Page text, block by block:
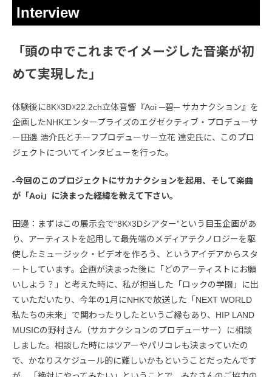
Interview
「頭の中でこれまでイメージした音楽が初
めて実現した」
体験後に8K☓3D☓22.2ch立体音響『Aoi ─碧─ サカナクション』を
企画したNHKエンタープライズのエグゼクティブ・プロデューサ
ー田邊 浩介氏とチーフプロデューサー立花 達史氏に、このプロ
ジェクトについてインタビューを行った。
-今回のこのプロジェクトにサカナクションを起用、そして楽曲
が「Aoi」に決まった経緯を教えて下さい。
田邊：まずはこの展示会で“8K☓3Dシアター”という目玉企画があ
り、アーティストを起用して最先端のメディアテクノロジーを駆
使したミュージック・ビデオを作ろう、というアイデアからスタ
ートしています。企画が決まった後に「どのアーティストにお願
いしよう？」と考えた時に、私が担当した「ロックの学園」に出
ていただいたり、今年の1月にNHKで放送した「NEXT WORLD
私たちの未来」で関わったりしたというご縁もあり、HIP LAND
MUSICの野村さん（サカナクションのプロデューサー）に相談
しました。相談した時にはツアーやパリコレも決まっていたの
で、かなりスケジュール的に難しいかもということだったんです